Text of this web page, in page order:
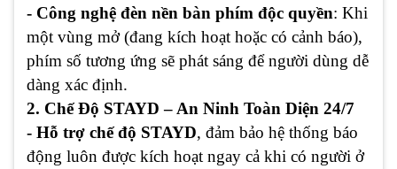
- Công nghệ đèn nền bàn phím độc quyền: Khi
một vùng mở (đang kích hoạt hoặc có cảnh báo),
phím số tương ứng sẽ phát sáng để người dùng dễ
dàng xác định.
2. Chế Độ STAYD – An Ninh Toàn Diện 24/7
- Hỗ trợ chế độ STAYD, đảm bảo hệ thống báo
động luôn được kích hoạt ngay cả khi có người ở